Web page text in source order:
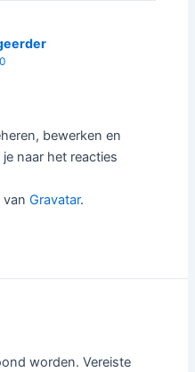
bewerken en
naar het reacties
vanGravatar.
worden. Vereiste